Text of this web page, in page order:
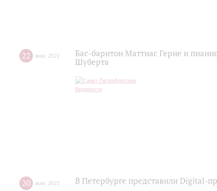
22 мая 2021
Бас-баритон Маттиас Герне и
Шуберта
20 мая 2021 В Петербурге представили Digital-